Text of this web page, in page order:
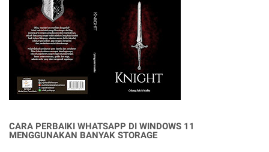
CARA PERBAIKI WHATSAPP DI WINDOWS 11
MENGGUNAKAN BANYAK STORAGE